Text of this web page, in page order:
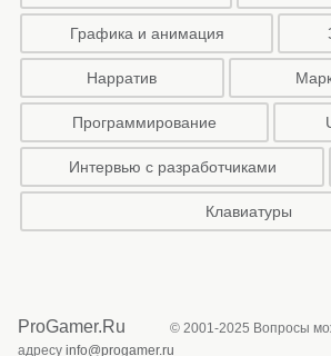
Графика и анимация
Нарратив
Программирование
Интервью с разработчиками
Клавиатуры
ProGamer.Ru
© 2001-2025 Вопросы
адресу info@progamer.ru